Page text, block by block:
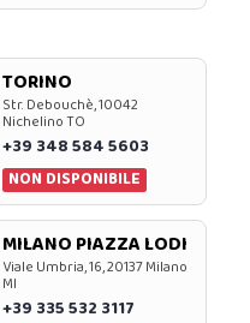
TORINO
Str. Debouchè, 10042
Nichelino TO
+39 348 584 5603
NON DISPONIBILE
MILANO PIAZZA LODI
Viale Umbria, 16, 20137 Milano
MI
+39 335 532 3117